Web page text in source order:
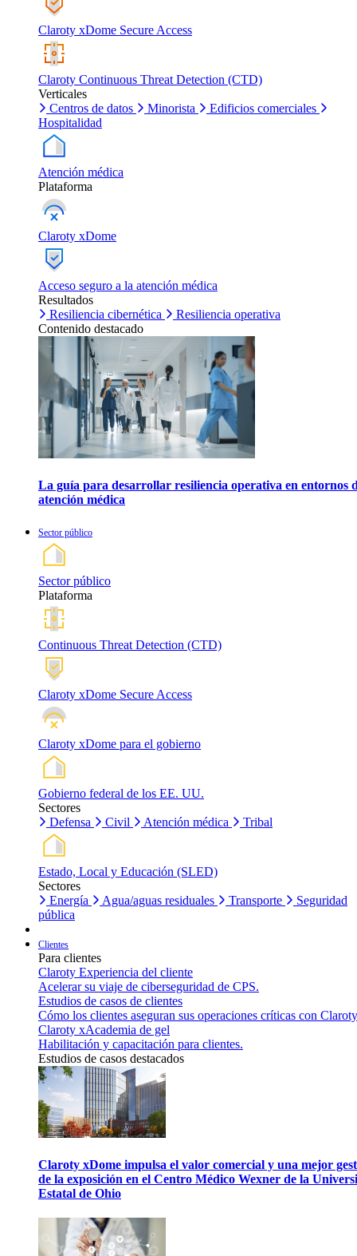
Claroty xDome Secure Access
Claroty Continuous Threat Detection (CTD)
Verticales
Centros de datos
Minorista
Edificios comerciales
Hospitalidad
Atención médica
Plataforma
Claroty xDome
Acceso seguro a la atención médica
Resultados
Resiliencia cibernética
Resiliencia operativa
Contenido destacado
La guía para desarrollar resiliencia operativa en entornos
atención médica
Sector público
Sector público
Plataforma
Continuous Threat Detection (CTD)
Claroty xDome Secure Access
Claroty xDome para el gobierno
Gobierno federal de los EE. UU.
Sectores
Defensa
Civil Atención médica Tribal
Estado, Local y Educación (SLED)
Sectores
Energía
Agua/aguas residuales Transporte
Seguridad
pública
Clientes
Para clientes
Claroty Experiencia del cliente
Acelerar su viaje de ciberseguridad de CPS.
Estudios de casos de clientes
Cómo los clientes aseguran sus operaciones críticas con
Claroty xAcademia de gel
Habilitación y capacitación para clientes.
Estudios de casos destacados
Claroty xDome impulsa el valor comercial y una mejor
de la exposición en el Centro Médico Wexner de la
Estatal de Ohio